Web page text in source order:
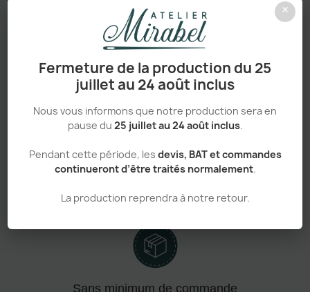
×
Fermeture de la production du 25
juillet au 24 août inclus
Nous vous informons que notre production sera en
pause du 25 juillet au 24 août inclus.
Pendant cette période, les devis, BAT et commandes
continueront d’être traités normalement.
La production reprendra à notre retour.
Personnalisation haut de gamme
Sans minimum de commande